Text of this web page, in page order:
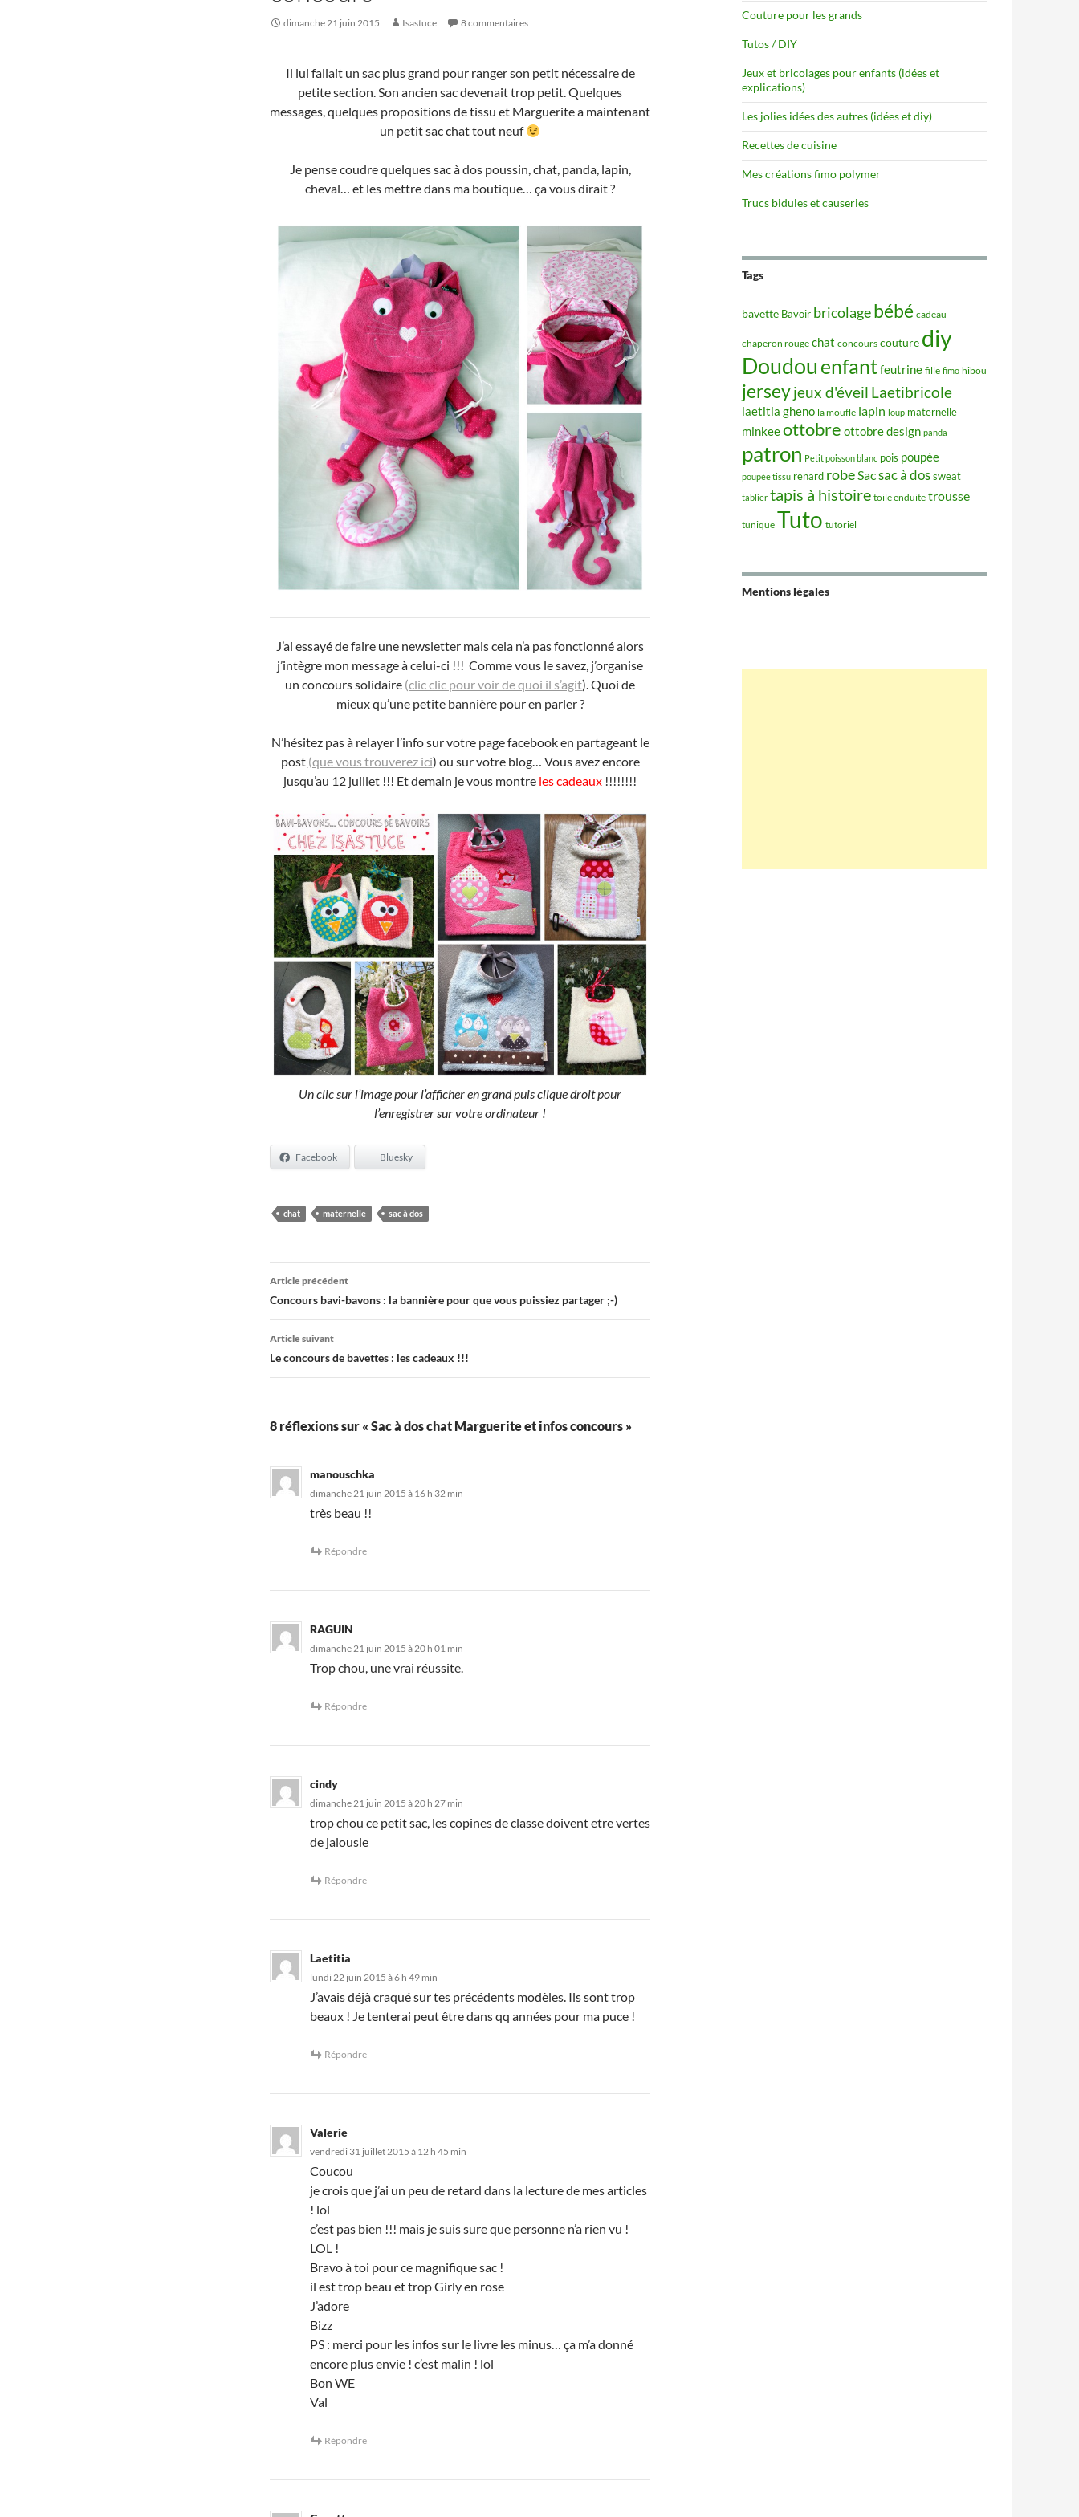
dimanche 21 juin 2015 Isastuce 8 commentaires
Il lui fallait un sac plus grand pour ranger son petit nécessaire de
petite section. Son ancien sac devenait trop petit. Quelques
messages, quelques propositions de tissu et Marguerite a maintenant
un petit sac chat tout neuf
Je pense coudre quelques sac à dos poussin, chat, panda, lapin,
cheval… et les mettre dans ma boutique… ça vous dirait ?
J’ai essayé de faire une newsletter mais cela n’a pas fonctionné alors
j’intègre mon message à celui-ci !!! Comme vous le savez, j’organise
un concours solidaire (clic clic pour voir de quoi il s’agit). Quoi de
mieux qu’une petite bannière pour en parler ?
N’hésitez pas à relayer l’info sur votre page facebook en partageant le
post (que vous trouverez ici) ou sur votre blog… Vous avez encore
jusqu’au 12 juillet !!! Et demain je vous montre les cadeaux !!!!!!!!
Un clic sur l’image pour l’afficher en grand puis clique droit pour
l’enregistrer sur votre ordinateur !
Facebook Bluesky
chat maternelle sac à dos
Navigation
des
articles
Article précédent
Concours bavi-bavons : la bannière pour que vous puissiez partager ;-)
Article suivant
Le concours de bavettes : les cadeaux !!!
8 réflexions sur « Sac à dos chat Marguerite et infos concours »
manouschka
dimanche 21 juin 2015 à 16 h 32 min
très beau !!
Répondre
RAGUIN
dimanche 21 juin 2015 à 20 h 01 min
Trop chou, une vrai réussite.
Répondre
cindy
dimanche 21 juin 2015 à 20 h 27 min
trop chou ce petit sac, les copines de classe doivent etre vertes
de jalousie
Répondre
Laetitia
lundi 22 juin 2015 à 6 h 49 min
J’avais déjà craqué sur tes précédents modèles. Ils sont trop
beaux ! Je tenterai peut être dans qq années pour ma puce !
Répondre
Valerie
vendredi 31 juillet 2015 à 12 h 45 min
Coucou
je crois que j’ai un peu de retard dans la lecture de mes articles
! lol
c’est pas bien !!! mais je suis sure que personne n’a rien vu !
LOL !
Bravo à toi pour ce magnifique sac !
il est trop beau et trop Girly en rose
J’adore
Bizz
PS : merci pour les infos sur le livre les minus… ça m’a donné
encore plus envie ! c’est malin ! lol
Bon WE
Val
Répondre
Couture pour les grands
Tutos / DIY
Jeux et bricolages pour enfants (idées et
explications)
Les jolies idées des autres (idées et diy)
Recettes de cuisine
Mes créations fimo polymer
Trucs bidules et causeries
Tags
bavette Bavoir bricolagebébé cadeau
chaperon rouge chat concours couture diy
Doudou enfantfeutrine fille fimo hibou
jerseyjeux d'éveil Laetibricole
laetitia gheno la moufle lapin loup maternelle
minkeeottobre ottobre design panda
patron Petit poisson blanc pois poupée
poupée tissu renard robeSacsac à dossweat
tablier tapis à histoire toile enduite trousse
tunique Tuto tutoriel
Mentions légales